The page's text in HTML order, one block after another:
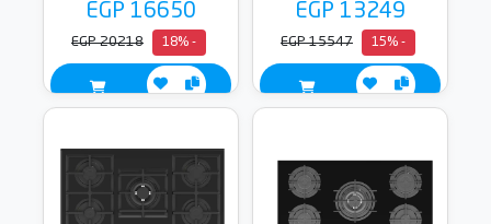
EGP 13249
- 15%
EGP 15547
EGP 16650
- 18%
EGP 20218